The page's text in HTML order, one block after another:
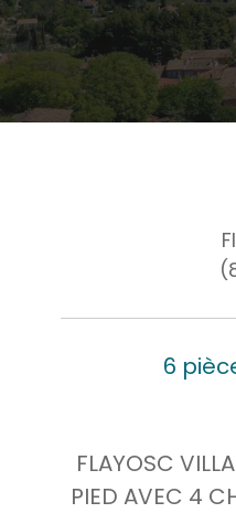
6
FLAYOSC
PIED AVEC 4